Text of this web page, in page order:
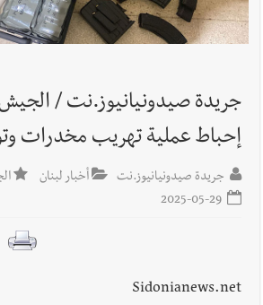
أخبار لبنان
قراءات ومستجدات ومواقف في
الإثنين 10-8-2026: إضراب في
إسرائيل توسّع حربها على لبنان بالحرائق
جريدة صيدونيانيوز.نت / الجيش
إحباط عملية تهريب مخدرات
جريدة صيدونيانيوز.نت أخبار لبنان
2025-05-29
Sidonianews.net